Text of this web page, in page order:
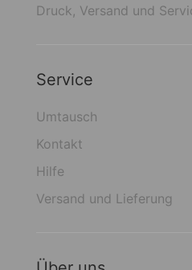
Druck, Versand und
Service
Umtausch
Kontakt
Hilfe
Versand und Lieferung